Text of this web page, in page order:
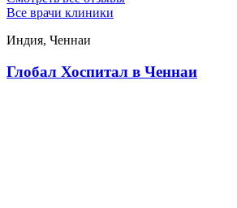
Все врачи клиники
Индия, Ченнаи
Глобал Хоспитал в Ченнаи